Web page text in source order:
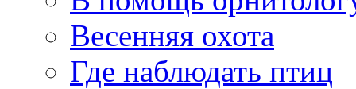
Весенняя охота
Где наблюдать птиц